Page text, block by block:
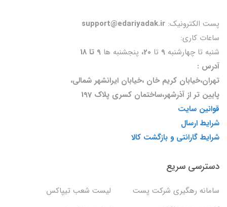
پست الکترونیک:
ساعات کاری:
شنبه تا چهارشنبه 9 تا 20، پنجشنبه ها
آدرس :
تهران،خیابان کریم خان ،خیابان ایرانشهر شمالی،
پایین تر از آذرشهر،ساختمان کسری پلاک 197
قوانین سایت
شرایط ارسال
شرایط گارانتی و بازگشت کالا
دسترسی سریع
سامانه رهگیری شرکت پست
لیست شعب تیپاکس